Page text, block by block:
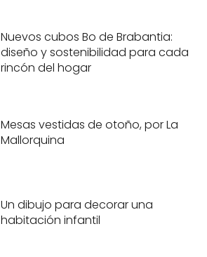
Nuevos cubos Bo de Brabantia:
diseño y sostenibilidad para cada
rincón del hogar
Mesas vestidas de otoño, por La
Mallorquina
Un dibujo para decorar una
habitación infantil